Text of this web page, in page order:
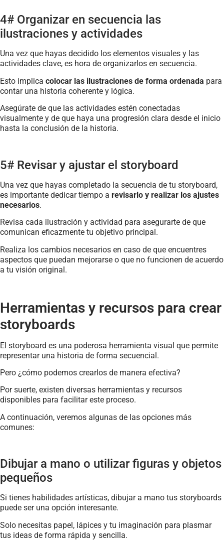
4# Organizar en secuencia las
ilustraciones y actividades
Una vez que hayas decidido los elementos visuales y las
actividades clave, es hora de organizarlos en secuencia.
Esto implica colocar las ilustraciones de forma ordenada para
contar una historia coherente y lógica.
Asegúrate de que las actividades estén conectadas
visualmente y de que haya una progresión clara desde el inicio
hasta la conclusión de la historia.
5# Revisar y ajustar el storyboard
Una vez que hayas completado la secuencia de tu storyboard,
es importante dedicar tiempo a revisarlo y realizar los ajustes
necesarios.
Revisa cada ilustración y actividad para asegurarte de que
comunican eficazmente tu objetivo principal.
Realiza los cambios necesarios en caso de que encuentres
aspectos que puedan mejorarse o que no funcionen de acuerdo
a tu visión original.
Herramientas y recursos para crear
storyboards
El storyboard es una poderosa herramienta visual que permite
representar una historia de forma secuencial.
Pero ¿cómo podemos crearlos de manera efectiva?
Por suerte, existen diversas herramientas y recursos
disponibles para facilitar este proceso.
A continuación, veremos algunas de las opciones más
comunes:
Dibujar a mano o utilizar figuras y objetos
pequeños
Si tienes habilidades artísticas, dibujar a mano tus storyboards
puede ser una opción interesante.
Solo necesitas papel, lápices y tu imaginación para plasmar
tus ideas de forma rápida y sencilla.